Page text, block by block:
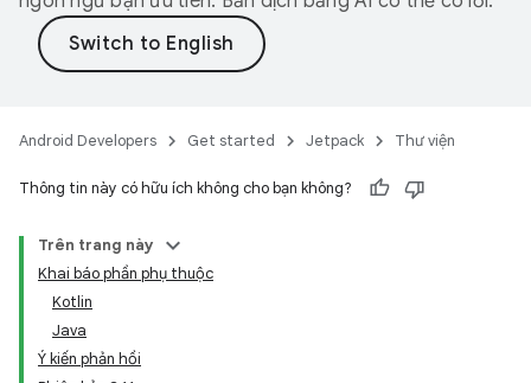
Android Developers Get started Jetpack Thư viện
Thông tin này có hữu ích không cho bạn không?
Trên trang này
Khai báo phần phụ thuộc
Kotlin
Java
Ý kiến phản hồi